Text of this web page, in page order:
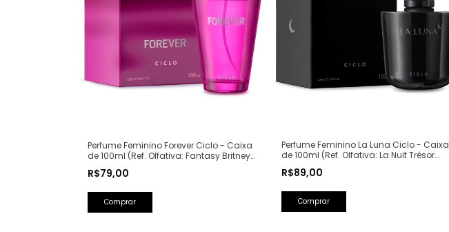
Perfume Feminino Forever Ciclo - Caixa
de 100ml (Ref. Olfativa: Fantasy Britney
R$79,00
Perfume Feminino La Luna Ciclo - Caixa
de 100ml (Ref. Olfativa: La Nuit Trésor
R$89,00